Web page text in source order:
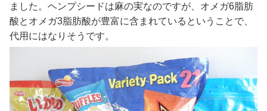
ました。ヘンプシードは麻の実なのですが、オメガ6脂肪
酸とオメガ3脂肪酸が豊富に含まれているということで、
代用にはなりそうです。